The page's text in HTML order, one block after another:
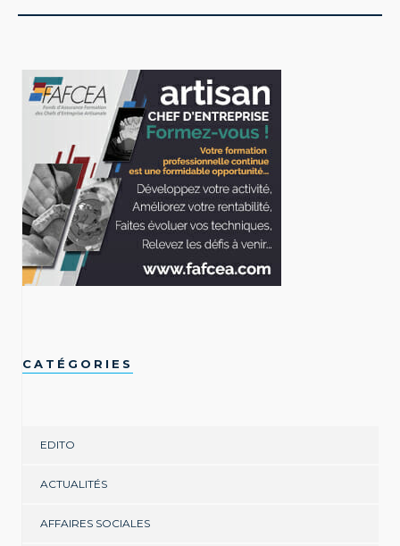
CATÉGORIES
EDITO
ACTUALITÉS
AFFAIRES SOCIALES